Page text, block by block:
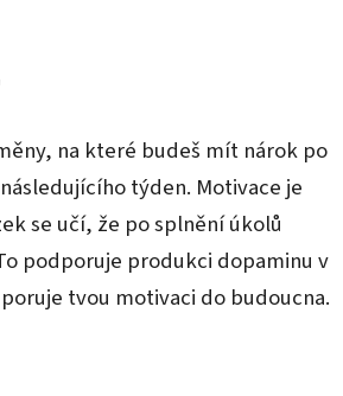
na které budeš mít nárok po
týden. Motivace je
se učí, že po splnění úkolů
podporuje produkci dopaminu v
tvou motivaci do budoucna.